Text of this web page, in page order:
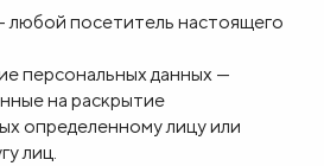
любой посетитель настоящего
персональных данных —
на раскрытие
определенному лицу или
лиц.